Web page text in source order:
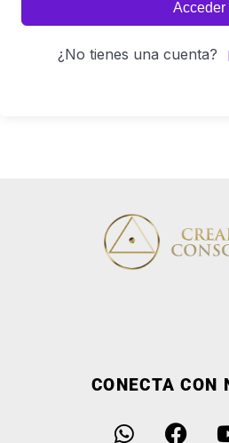
Acceder
¿No tienes una cuenta?
CONECTA CON